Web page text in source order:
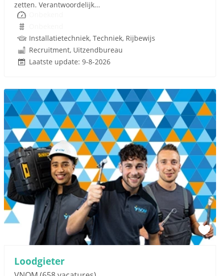
zetten. Verantwoordelijk...
Installatietechniek, Techniek, Rijbewijs
Recruitment, Uitzendbureau
Laatste update: 9-8-2026
Loodgieter